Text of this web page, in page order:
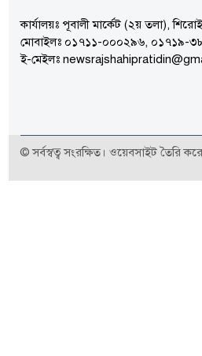
কার্যালয়ঃ পূবালী মার্কেট (২য় তলা),
মোবাইলঃ ০১৭১১-০০০২৯৬, ০১৭১৯-
ই-মেইলঃ
© সর্বস্বত্ব সংরক্ষিত। ওয়েবসাইট তৈরি